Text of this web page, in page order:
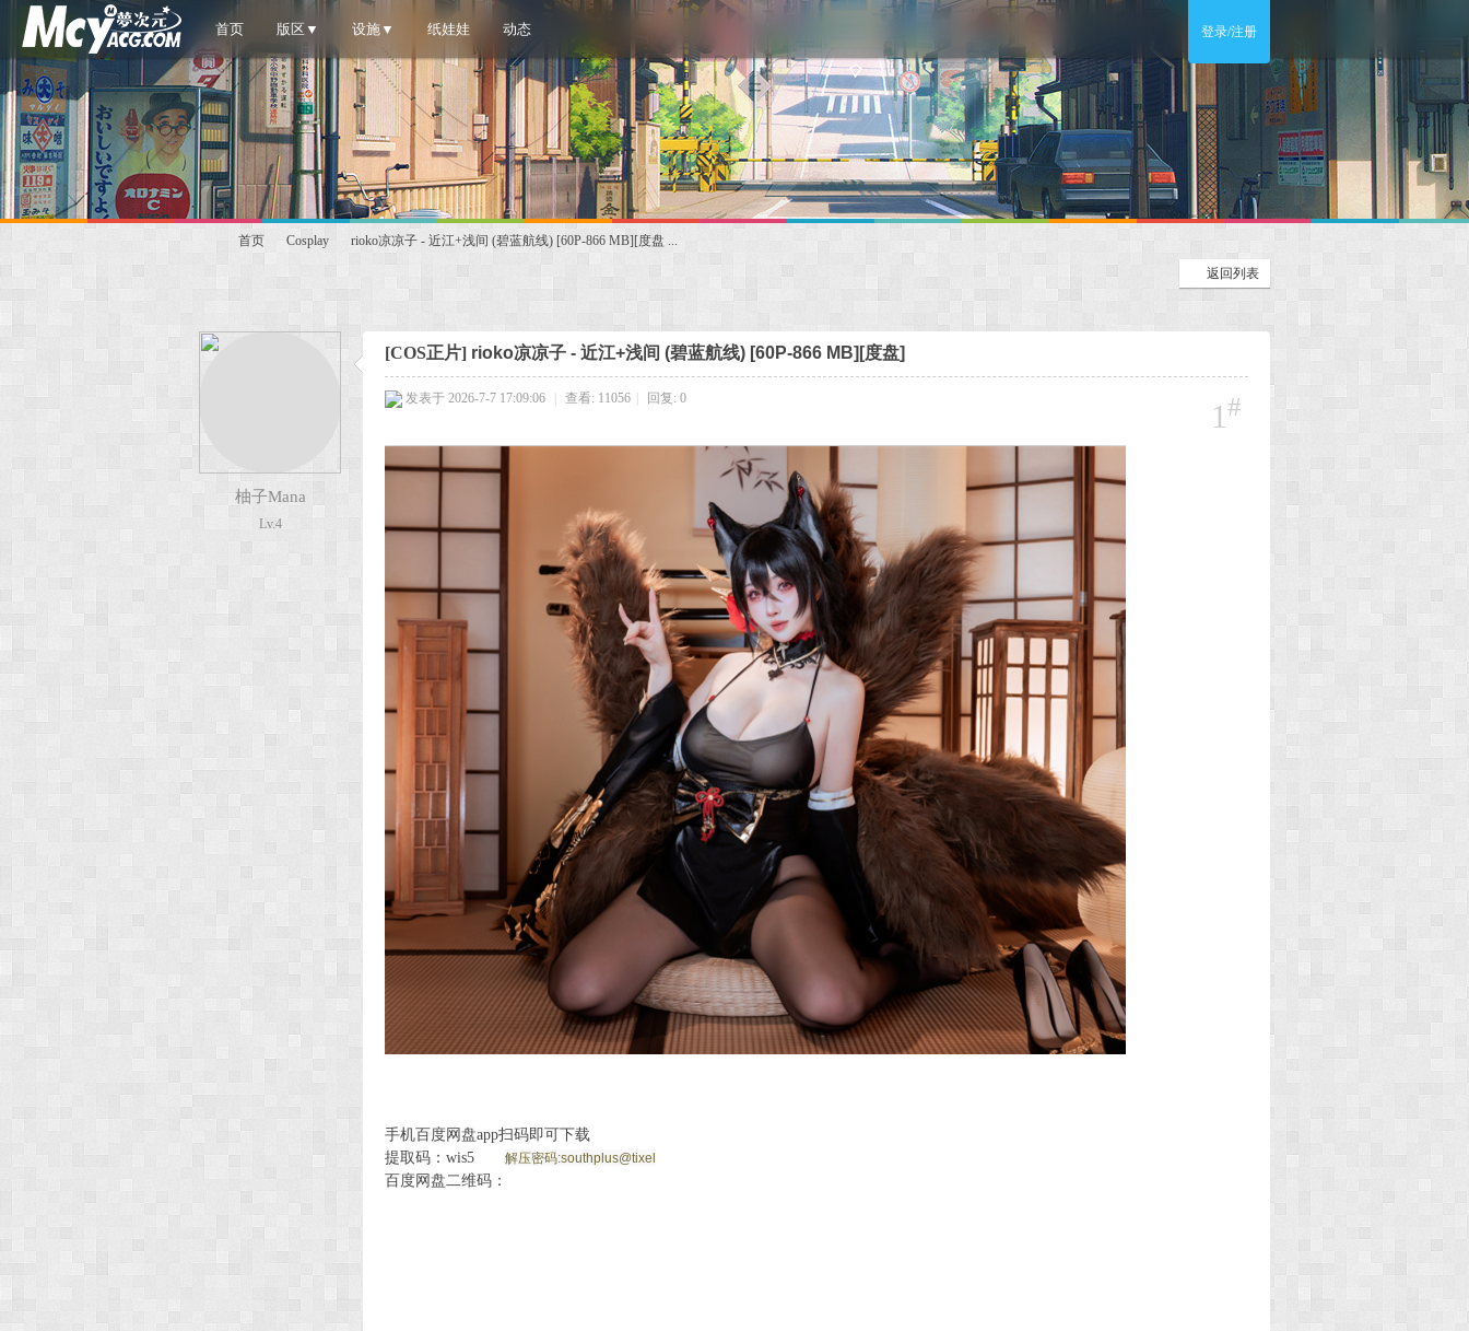
登录/注册
首页 版区▼ 设施▼ 纸娃娃 动态
梦
元
»
首页
›
Cosplay
›
rioko凉凉子 - 近江+浅间 (碧蓝航线) [60P-866 MB][度盘 ...
返回列表
柚子Mana
Lv.4
[COS正片] rioko凉凉子 - 近江+浅间 (碧蓝航线) [60P-866 MB][度盘]
1 #
发表于 2026-7-7 17:09:06 查看: 11056 回复: 0
手机百度网盘app扫码即可下载
提取码：wis5 解压密码:southplus@tixel
百度网盘二维码：